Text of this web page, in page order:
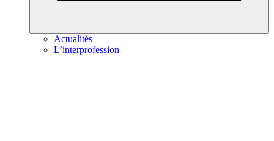
Actualités
L’interprofession